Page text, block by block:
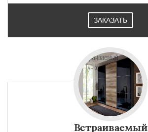
ЗАКАЗАТЬ
Встраиваемый